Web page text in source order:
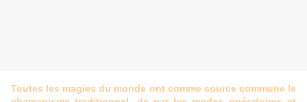
Toutes les magies du monde ont comme source commune le